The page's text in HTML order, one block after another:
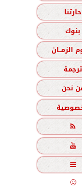
حارتنا
بنوك
الزمــان
ترجمة
نحن



©